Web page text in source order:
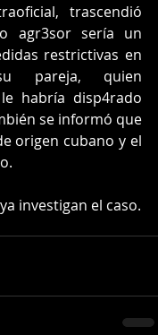
trascendió
agr3sor sería un
restrictivas en
pareja, quien
habría disp4rado
se informó que
origen cubano y el
investigan el caso.